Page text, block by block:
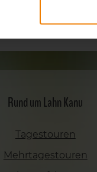
Rund um Lahn Kanu
Tagestouren
Mehrtagestouren